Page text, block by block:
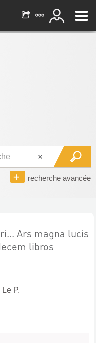
recherche avancée
Ars magna lucis
libros
P.